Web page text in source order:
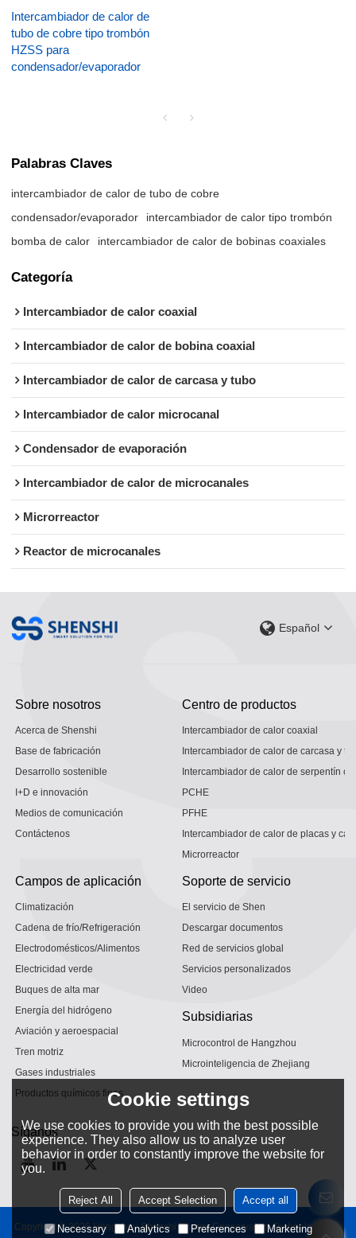
Intercambiador de calor de
tubo de cobre tipo trombón
HZSS para
condensador/evaporador
Palabras Claves
intercambiador de calor de tubo de cobre
condensador/evaporador
intercambiador de calor tipo trombón
bomba de calor
intercambiador de calor de bobinas coaxiales
Categoría
Intercambiador de calor coaxial
Intercambiador de calor de bobina coaxial
Intercambiador de calor de carcasa y tubo
Intercambiador de calor microcanal
Condensador de evaporación
Intercambiador de calor de microcanales
Microrreactor
Reactor de microcanales
Español
Sobre nosotros
Acerca de Shenshi
Base de fabricación
Desarrollo sostenible
I+D e innovación
Medios de comunicación
Contáctenos
Centro de productos
Intercambiador de calor coaxial
Intercambiador de calor de carcasa y
Intercambiador de calor de serpentín
PCHE
PFHE
Intercambiador de calor de placas y
Microrreactor
Campos de aplicación
Climatización
Cadena de frío/Refrigeración
Electrodomésticos/Alimentos
Electricidad verde
Buques de alta mar
Energía del hidrógeno
Aviación y aeroespacial
Tren motriz
Gases industriales
Productos químicos finos
Soporte de servicio
El servicio de Shen
Descargar documentos
Red de servicios global
Servicios personalizados
Video
Subsidiarias
Microcontrol de Hangzhou
Microinteligencia de Zhejiang
Síganos
Copyright © 2026Hangzhou Shenshi Energy Conservation Technology Co.,
Cookie settings
We use cookies to provide you with the best possible
experience. They also allow us to analyze user
behavior in order to constantly improve the website for
you.
Reject All Accept Selection Accept all
Necessary Analytics Preferences Marketing